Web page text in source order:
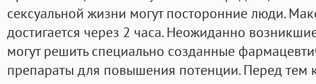
сексуальной жизни могут посторонние люди.
достигается через 2 часа. Неожиданно
могут решить специально созданные
препараты для повышения потенции. Перед тем